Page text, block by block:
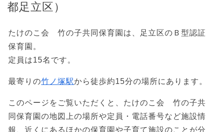
都足立区）
たけのこ会 竹の子共同保育園は、足立区のＢ型認証
保育園。
定員は15名です。
最寄りの竹ノ塚駅から徒歩約15分の場所にあります。
このページをご覧いただくと、たけのこ会 竹の子共
同保育園の地図上の場所や定員・電話番号など施設情
報、近くにあるほかの保育園や子育て施設のことが分